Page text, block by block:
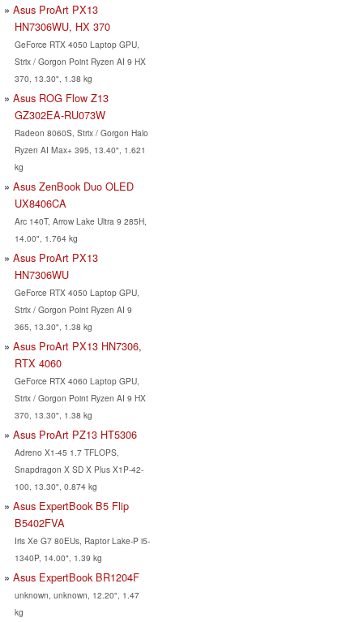
Asus ProArt PX13
HN7306WU, HX 370
GeForce RTX 4050 Laptop GPU,
Strix / Gorgon Point Ryzen AI 9 HX
370, 13.30", 1.38 kg
Asus ROG Flow Z13
GZ302EA-RU073W
Radeon 8060S, Strix / Gorgon Halo
Ryzen AI Max+ 395, 13.40", 1.621
kg
Asus ZenBook Duo OLED
UX8406CA
Arc 140T, Arrow Lake Ultra 9 285H,
14.00", 1.764 kg
Asus ProArt PX13
HN7306WU
GeForce RTX 4050 Laptop GPU,
Strix / Gorgon Point Ryzen AI 9
365, 13.30", 1.38 kg
Asus ProArt PX13 HN7306,
RTX 4060
GeForce RTX 4060 Laptop GPU,
Strix / Gorgon Point Ryzen AI 9 HX
370, 13.30", 1.38 kg
Asus ProArt PZ13 HT5306
Adreno X1-45 1.7 TFLOPS,
Snapdragon X SD X Plus X1P-42-
100, 13.30", 0.874 kg
Asus ExpertBook B5 Flip
B5402FVA
Iris Xe G7 80EUs, Raptor Lake-P i5-
1340P, 14.00", 1.39 kg
Asus ExpertBook BR1204F
unknown, unknown, 12.20", 1.47
kg